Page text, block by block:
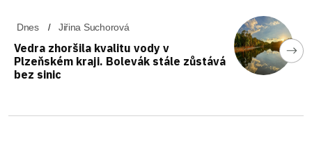
Dnes Jiřina Suchorová
Vedra zhoršila kvalitu vody v
Plzeňském kraji. Bolevák stále zůstává
bez sinic